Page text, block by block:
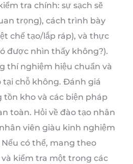
tra chính: sự sạch sẽ
trọng), cách trình bày
chế tạo/lắp ráp), và thực
được nhìn thấy không?).
thí nghiệm hiệu chuẩn và
chỗ không. Đánh giá
tồn kho và các biện pháp
toàn. Hỏi về đào tạo nhân
viên giàu kinh nghiệm
có thể, mang theo
kiểm tra một trong các